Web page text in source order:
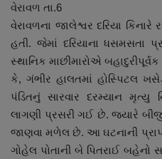
બજારના સમાચાર
નાણાંકીય સમાચાર
સ્થાનિક સમાચાર
સ્પોર્ટ્સ
વેરાવળ તા.6
વેરાવળના જાલેશ્વર દરિયા કિનારે
હતી. જેમાં દરિયાના ધસમસતા
સ્થાનિક માછીમારોએ
કે, ગંભીર હાલતમાં હોસ્પિટલ
પંડિતનું સારવાર દરમ્યાન મૃત્યુ
લાગણી પ્રસરી ગઈ છે. જ્યારે
જાણવા મળેલ છે. આ ઘટનાની
ગોહેલ પોતાની બે પિતરાઈ બહેનો